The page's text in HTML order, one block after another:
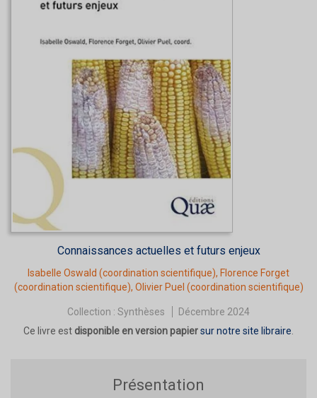
Connaissances actuelles et futurs enjeux
Isabelle Oswald (coordination scientifique), Florence Forget
(coordination scientifique), Olivier Puel (coordination scientifique)
Collection : Synthèses
Décembre 2024
Ce livre est disponible en version papiersur notre site libraire.
Présentation